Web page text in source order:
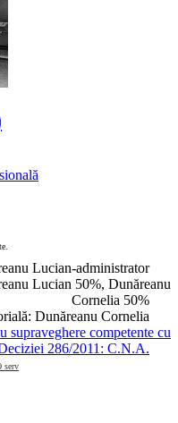
Lucian-administrator
Lucian 50%, Dunăreanu
Cornelia 50%
Dunăreanu Cornelia
supraveghere competente cu
286/2011: C.N.A.
serv